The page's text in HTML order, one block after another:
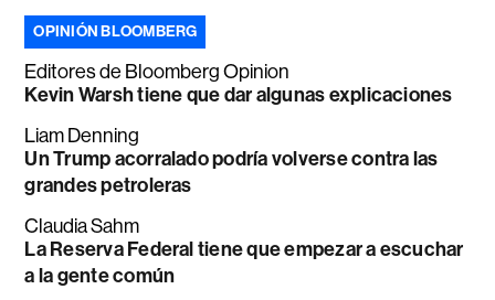
OPINIÓN BLOOMBERG
Editores de Bloomberg Opinion
Kevin Warsh tiene que dar algunas explicaciones
Liam Denning
Un Trump acorralado podría volverse contra las
grandes petroleras
Claudia Sahm
La Reserva Federal tiene que empezar a escuchar
a la gente común